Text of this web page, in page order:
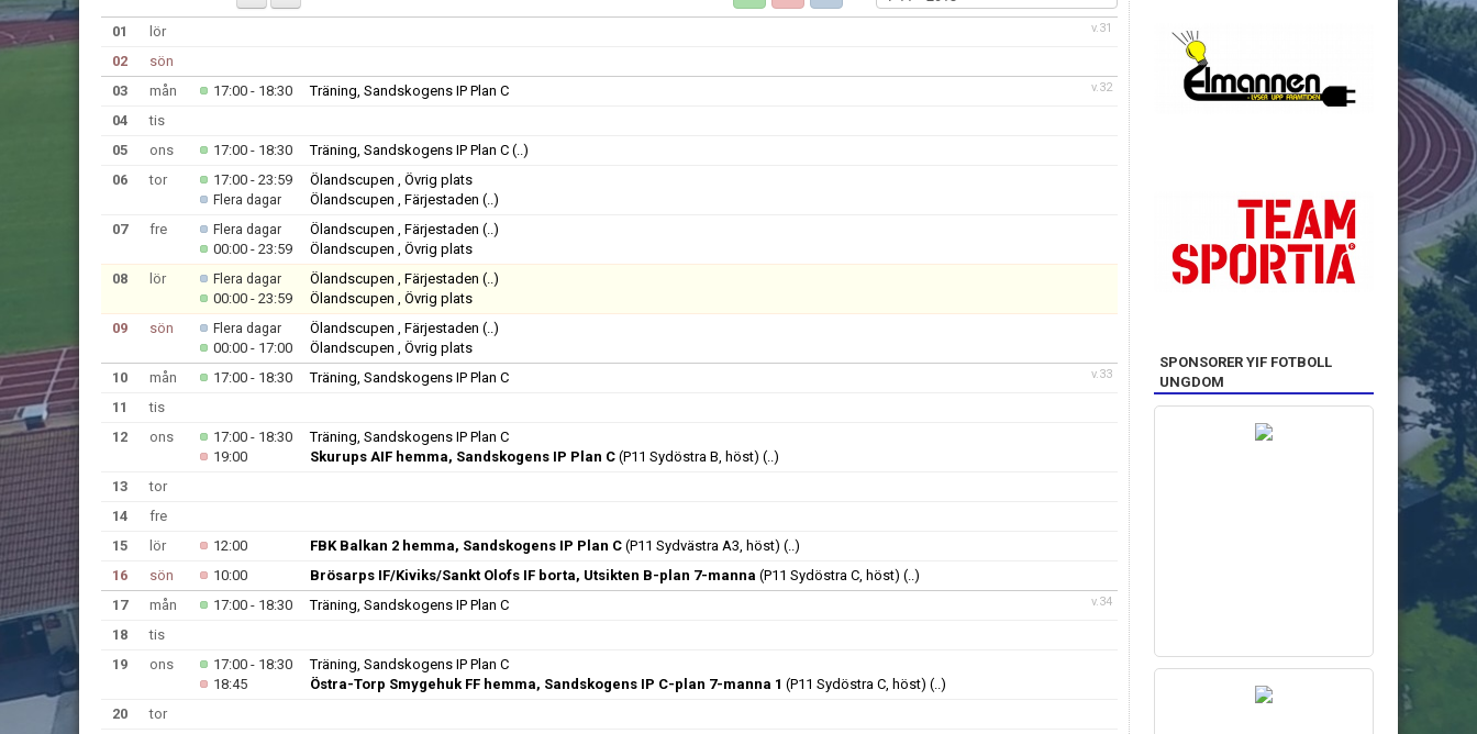
v.31
01
lör
02
sön
v.32
03 mån 17:00 - 18:30
Träning, Sandskogens IP Plan C
04
tis
05
ons 17:00 - 18:30 Träning, Sandskogens IP Plan C (..)
06
tor 17:00 - 23:59 Ölandscupen , Övrig plats
Flera dagar Ölandscupen , Färjestaden (..)
07
fre Flera dagar Ölandscupen , Färjestaden (..)
00:00 - 23:59
Ölandscupen , Övrig plats
08
lör Flera dagar Ölandscupen , Färjestaden (..)
00:00 - 23:59
Ölandscupen , Övrig plats
09
sön Flera dagar Ölandscupen , Färjestaden (..)
00:00 - 17:00
Ölandscupen , Övrig plats
v.33
10 mån 17:00 - 18:30
Träning, Sandskogens IP Plan C
11
tis
12
ons 17:00 - 18:30
Träning, Sandskogens IP Plan C
19:00
Skurups AIF hemma, Sandskogens IP Plan C (P11 Sydöstra B, höst) (..)
13
tor
14
fre
15
lör 12:00 FBK Balkan 2 hemma, Sandskogens IP Plan C (P11 Sydvästra A3, höst) (..)
16
sön 10:00 Brösarps IF/Kiviks/Sankt Olofs IF borta, Utsikten B-plan 7-manna (P11 Sydöstra C, höst) (..)
v.34
17 mån 17:00 - 18:30
Träning, Sandskogens IP Plan C
18
tis
19
ons 17:00 - 18:30
Träning, Sandskogens IP Plan C
18:45
Östra-Torp Smygehuk FF hemma, Sandskogens IP C-plan 7-manna 1 (P11 Sydöstra C, höst) (..)
20
tor
SPONSORER YIF FOTBOLL
UNGDOM